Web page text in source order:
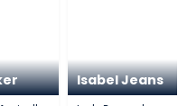
Isabel Jeans